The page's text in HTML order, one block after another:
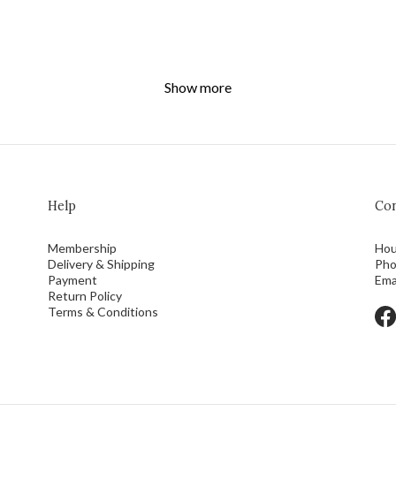
Show more
Help
Membership
Delivery & Shipping
Payment
Return Policy
Terms & Conditions